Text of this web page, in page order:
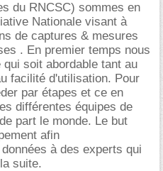
du RNCSC) sommes en
Nationale visant à
de captures & mesures
. En premier temps nous
soit abordable tant au
facilité d'utilisation. Pour
par étapes et ce en
différentes équipes de
part le monde. Le but
afin
à des experts qui
suite.